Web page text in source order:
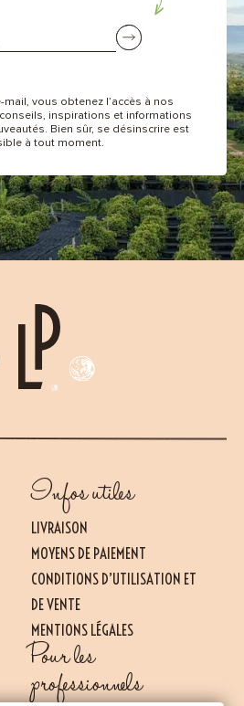
mail, vous obtenez l’accès à nos
inspirations et informations
Bien sûr, se désinscrire est
à tout moment.
Infos utiles
LIVRAISON
MOYENS DE PAIEMENT
CONDITIONS D’UTILISATION ET
DE VENTE
MENTIONS LÉGALES
Pour les
professionnels
AU BON FONCTIONNEMENT DU SITE. ILS NE